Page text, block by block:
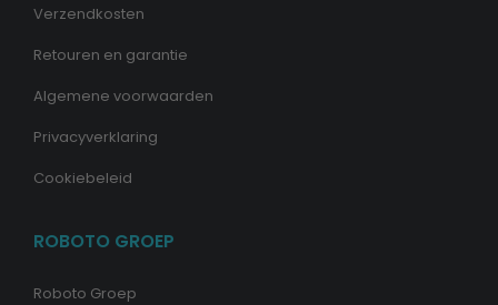
Verzendkosten
Retouren en garantie
Algemene voorwaarden
Privacyverklaring
Cookiebeleid
ROBOTO GROEP
Roboto Groep